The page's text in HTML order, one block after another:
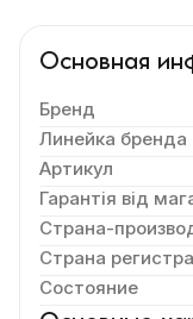
Основная
Бренд
Линейка бренда
Артикул
Гарантія від
Страна-
Страна
Состояние